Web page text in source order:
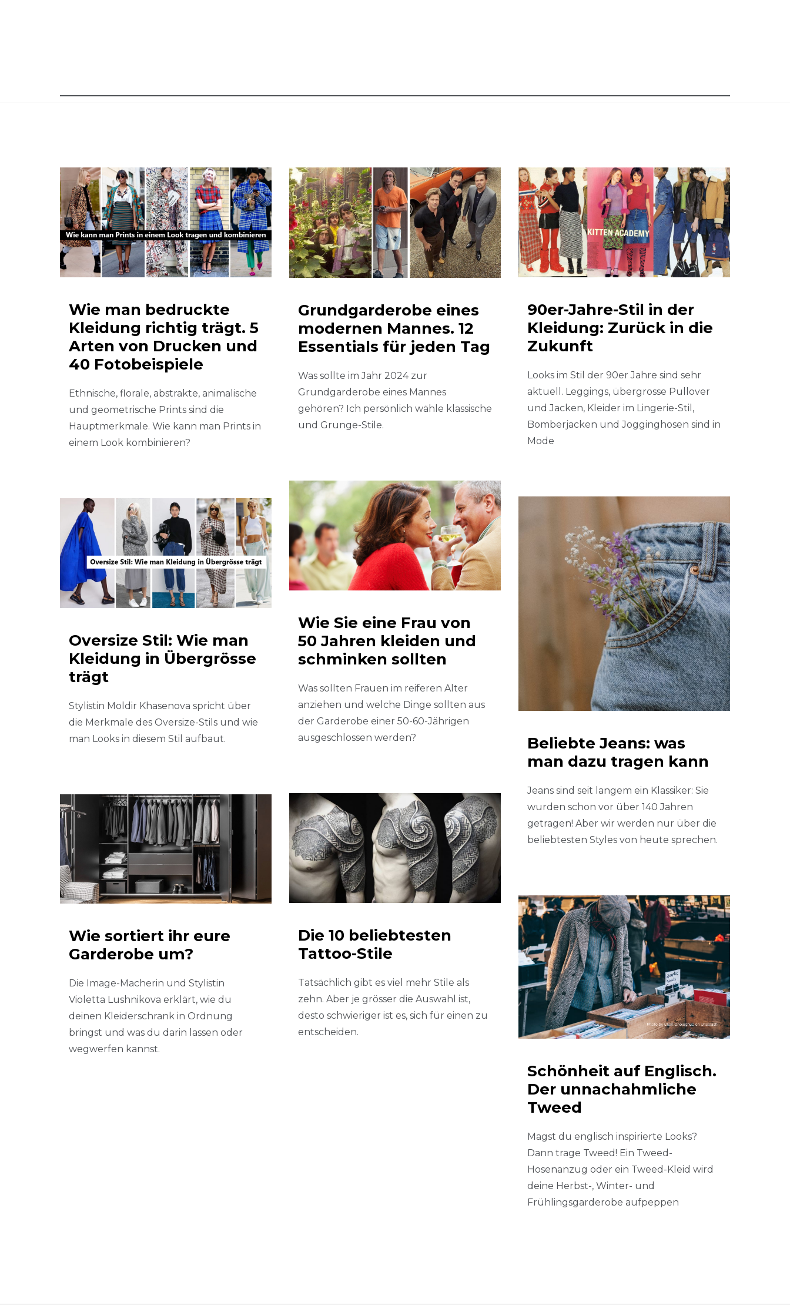
Wie man bedruckte
Kleidung richtig trägt. 5
Arten von Drucken und
40 Fotobeispiele
Ethnische, florale, abstrakte, animalische
und geometrische Prints sind die
Hauptmerkmale. Wie kann man Prints in
einem Look kombinieren?
Grundgarderobe eines
modernen Mannes. 12
Essentials für jeden Tag
Was sollte im Jahr 2024 zur
Grundgarderobe eines Mannes
gehören? Ich persönlich wähle klassische
und Grunge-Stile.
90er-Jahre-Stil in der
Kleidung: Zurück in die
Zukunft
Looks im Stil der 90er Jahre sind sehr
aktuell. Leggings, übergrosse Pullover
und Jacken, Kleider im Lingerie-Stil,
Bomberjacken und Jogginghosen sind in
Mode
Wie Sie eine Frau von
50 Jahren kleiden und
schminken sollten
Was sollten Frauen im reiferen Alter
anziehen und welche Dinge sollten aus
der Garderobe einer 50-60-Jährigen
ausgeschlossen werden?
Beliebte Jeans: was
man dazu tragen kann
Jeans sind seit langem ein Klassiker: Sie
wurden schon vor über 140 Jahren
getragen! Aber wir werden nur über die
beliebtesten Styles von heute sprechen.
Oversize Stil: Wie man
Kleidung in Übergrösse
trägt
Stylistin Moldir Khasenova spricht über
die Merkmale des Oversize-Stils und wie
man Looks in diesem Stil aufbaut.
Die 10 beliebtesten
Tattoo-Stile
Tatsächlich gibt es viel mehr Stile als
zehn. Aber je grösser die Auswahl ist,
desto schwieriger ist es, sich für einen zu
entscheiden.
Wie sortiert ihr eure
Garderobe um?
Die Image-Macherin und Stylistin
Violetta Lushnikova erklärt, wie du
deinen Kleiderschrank in Ordnung
bringst und was du darin lassen oder
wegwerfen kannst.
Schönheit auf Englisch.
Der unnachahmliche
Tweed
Magst du englisch inspirierte Looks?
Dann trage Tweed! Ein Tweed-
Hosenanzug oder ein Tweed-Kleid wird
deine Herbst-, Winter- und
Frühlingsgarderobe aufpeppen